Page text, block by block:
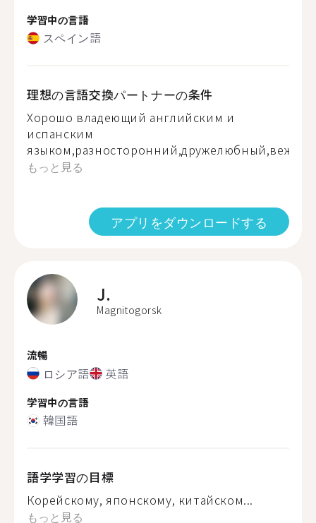
学習中の言語
スペイン語
理想の言語交換パートナーの条件
Хорошо владеющий английским и
испанским
もっと見る
アプリをダウンロードする
J.
Magnitogorsk
流暢
ロシア語 英語
学習中の言語
韓国語
語学学習の目標
Корейскому, японскому, китайском...
もっと見る